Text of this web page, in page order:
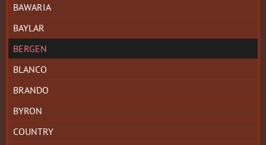
BAWARIA
BAYLAR
BERGEN
BLANCO
BRANDO
BYRON
COUNTRY